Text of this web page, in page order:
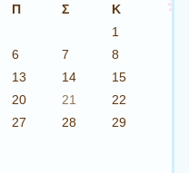
Π Σ
Κ
1
6 7
8
13 14
15
20 21
22
27 28
29